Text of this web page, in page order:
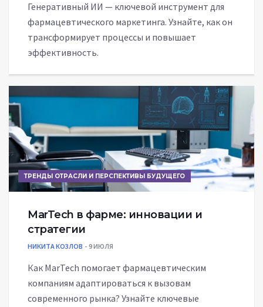
Генеративный ИИ — ключевой инструмент для
фармацевтического маркетинга. Узнайте, как он
трансформирует процессы и повышает
эффективность.
ТРЕНДЫ ОТРАСЛИ И ПЕРСПЕКТИВЫ БУДУЩЕГО
MarTech в фарме: инновации и
стратегии
НИКИТА КОЗЛОВ 9 ИЮЛЯ
Как MarTech помогает фармацевтическим
компаниям адаптироваться к вызовам
современного рынка? Узнайте ключевые